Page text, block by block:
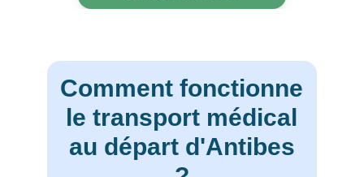
Comment fonctionne
le transport médical
au départ d'Antibes